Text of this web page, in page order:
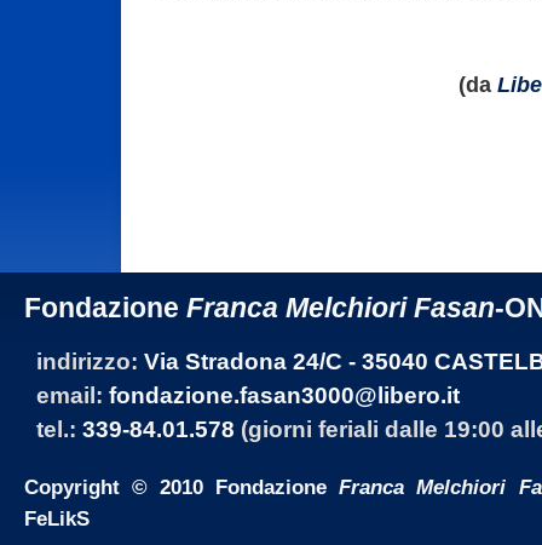
(da
Fondazione Franca Melchiori Fasan-
indirizzo: Via Stradona 24/C - 35040
email: fondazione.fasan3000@libero.it
tel.: 339-84.01.578 (giorni feriali dalle 19:00
Copyright © 2010 FondazioneFranca Melchiori
FeLikS